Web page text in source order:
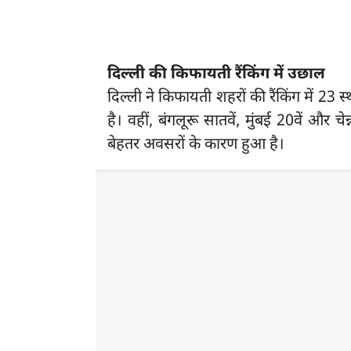
दिल्ली की किफायती रैंकिंग में उछाल
दिल्ली ने किफायती शहरों की रैंकिंग में 23
है। वहीं, बंगलूरू सातवें, मुंबई 20वें और
बेहतर अवसरों के कारण हुआ है।